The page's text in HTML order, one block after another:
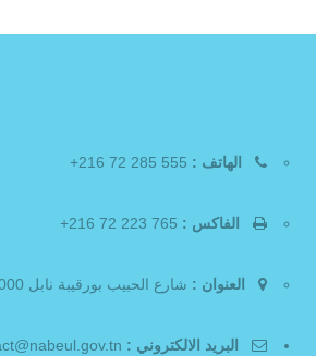
الهاتف :
الفاكس :
العنوان : شارع الحبيب بورقيبة نابل 8000
البريد الالكتروني :